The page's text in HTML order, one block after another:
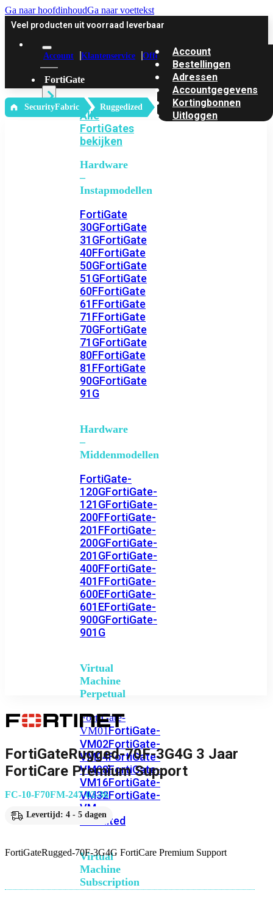
Ga naar hoofdinhoudGa naar voettekst
Veel producten uit voorraad leverbaar
Account Klantenservice Offerte
FortiGate
Alle
FortiGates
bekijken
Hardware
–
Instapmodellen
FortiGate
30GFortiGate
31GFortiGate
40FFortiGate
50GFortiGate
51GFortiGate
60FFortiGate
61FFortiGate
71FFortiGate
70GFortiGate
71GFortiGate
80FFortiGate
81FFortiGate
90GFortiGate
91G
Hardware
–
Middenmodellen
FortiGate-
120GFortiGate-
121GFortiGate-
200FFortiGate-
201FFortiGate-
200GFortiGate-
201GFortiGate-
400FFortiGate-
401FFortiGate-
600EFortiGate-
601EFortiGate-
900GFortiGate-
901G
Virtual
Machine
Perpetual
FortiGate-
VM01FortiGate-
VM02FortiGate-
VM04FortiGate-
VM08FortiGate-
VM16FortiGate-
VM32FortiGate-
VM
Unlimited
Virtual
Machine
Subscription
Account
Bestellingen
Adressen
Accountgegevens
Kortingbonnen
Uitloggen
‎ SecurityFabric Ruggedized
FortiGateRugged-70F-3G4G 3 Jaar
FortiCare Premium Support
FC-10-F70FM-247-02-36
Levertijd: 4 - 5 dagen
FortiGateRugged-70F-3G4G FortiCare Premium Support